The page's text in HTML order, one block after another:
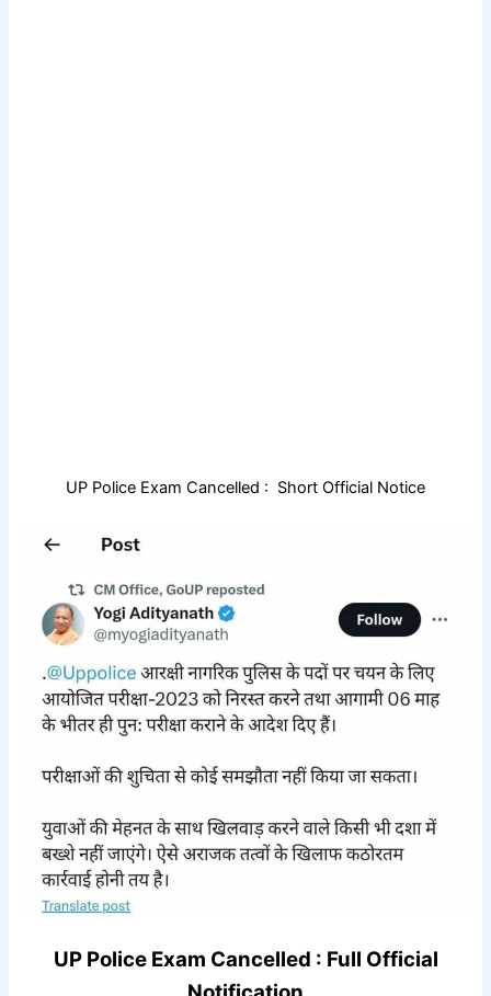
UP Police Exam Cancelled : Short Official Notice
UP Police Exam Cancelled : Full Official